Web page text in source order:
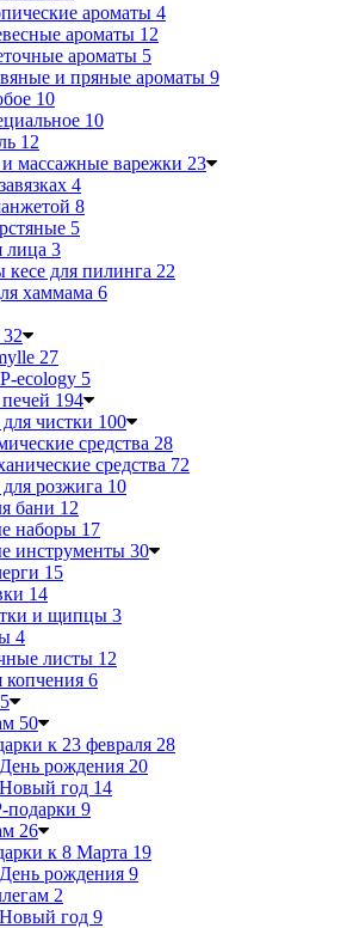
ароматы 4
ароматы 12
ароматы 5
и пряные ароматы 9
10
10
12
массажные варежки 23
4
8
5
лица 3
кесе для пилинга 22
хаммама 6
32
27
ecology 5
194
чистки 100
средства 28
средства 72
розжига 10
бани 12
наборы 17
инструменты 30
15
14
и щипцы 3
4
листы 12
6
50
к 23 февраля 28
рождения 20
год 14
подарки 9
26
к 8 Марта 19
рождения 9
2
год 9